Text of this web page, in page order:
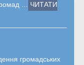
… ЧИТАТИ
громадських